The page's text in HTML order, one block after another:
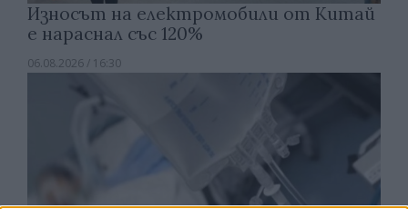
Износът на електромобили от Китай
е нараснал със 120%
06.08.2026 / 16:30